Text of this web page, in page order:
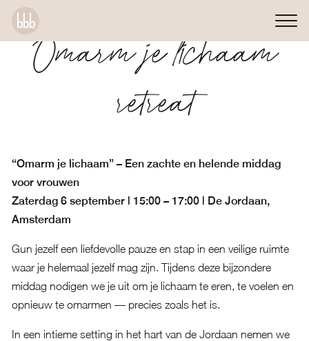
Omarm je lichaam
retreat
“Omarm je lichaam” – Een zachte en helende middag
voor vrouwen
Zaterdag 6 september | 15:00 – 17:00 | De Jordaan,
Amsterdam
Gun jezelf een liefdevolle pauze en stap in een veilige ruimte
waar je helemaal jezelf mag zijn. Tijdens deze bijzondere
middag nodigen we je uit om je lichaam te eren, te voelen en
opnieuw te omarmen — precies zoals het is.
In een intieme setting in het hart van de Jordaan nemen we